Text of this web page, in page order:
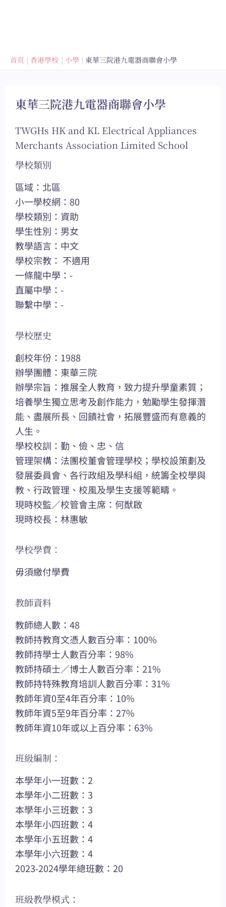
首頁 香港學校 小學 東華三院港九電器商聯會小學
東華三院港九電器商聯會小學
TWGHs HK and KL Electrical Appliances
Merchants Association Limited School
學校類別
區域：北區
小一學校網：80
學校類別：資助
學生性別：男女
教學語言：中文
學校宗教： 不適用
一條龍中學：-
直屬中學：-
聯繫中學：-
學校歷史
創校年份：1988
辦學團體：東華三院
辦學宗旨：推展全人教育，致力提升學童素質；
培養學生獨立思考及創作能力，勉勵學生發揮潛
能、盡展所長、回饋社會，拓展豐盛而有意義的
人生。
學校校訓：勤、儉、忠、信
管理架構：法團校董會管理學校；學校設策劃及
發展委員會、各行政組及學科組，統籌全校學與
教、行政管理、校風及學生支援等範疇。
現時校監／校管會主席：何猷啟
現時校長：林惠敏
學校學費：
毋須繳付學費
教師資料
教師總人數：48
教師持教育文憑人數百分率：100%
教師持學士人數百分率：98%
教師持碩士／博士人數百分率：21%
教師持特殊教育培訓人數百分率：31%
教師年資0至4年百分率：10%
教師年資5至9年百分率：27%
教師年資10年或以上百分率：63%
班級編制：
本學年小一班數：2
本學年小二班數：3
本學年小三班數：3
本學年小四班數：4
本學年小五班數：4
本學年小六班數：4
2023-2024學年總班數：20
班級教學模式：